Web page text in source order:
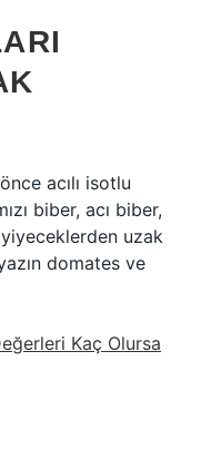
acılı isotlu
biber, acı biber,
yiyeceklerden uzak
domates ve
Kaç Olursa